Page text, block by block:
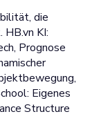
die
KI:
Prognose
Eigenes
Structure